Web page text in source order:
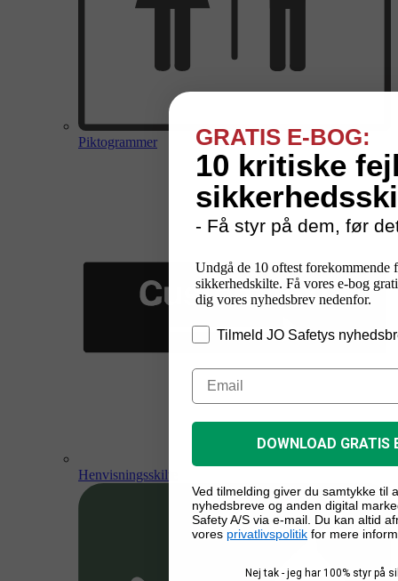
Piktogrammer
Henvisningsskilte
GRATIS E-BOG:
10 kritiske
- Få styr på dem, før
Undgå de 10 oftest forekommende
sikkerhedskilte. Få vores e-bog
dig vores nyhedsbrev nedenfor.
Tilmeld JO Safetys
DOWNLOAD GRATIS
Ved tilmelding giver du samtykke til
nyhedsbreve og anden digital
Safety A/S via e-mail. Du kan altid
vores privatlivspolitik for mere
Nej tak - jeg har 100% styr på